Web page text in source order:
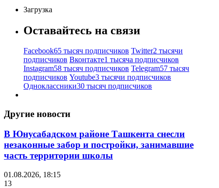
Загрузка
Оставайтесь на связи
Facebook65 тысяч подписчиков Twitter2 тысячи
подписчиков Вконтакте1 тысяча подписчиков
Instagram58 тысяч подписчиков Telegram57 тысяч
подписчиков Youtube3 тысячи подписчиков
Одноклассники30 тысяч подписчиков
Другие новости
В Юнусабадском районе Ташкента снесли
незаконные забор и постройки, занимавшие
часть территории школы
01.08.2026, 18:15
13